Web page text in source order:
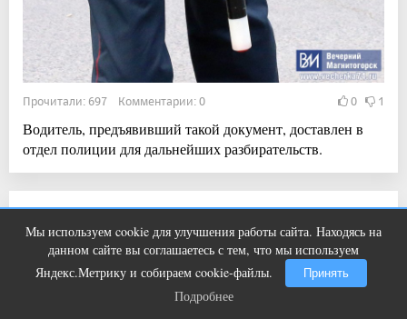
Прочитали: 697 Комментарии: 0 0 1
Водитель, предъявивший такой документ, доставлен в
отдел полиции для дальнейших разбирательств.
21:52, 4 авг 2026
Магнитогорск всё-таки примет Фестиваль
воздушных шаров
Мы используем cookie для улучшения работы сайта. Находясь на
данном сайте вы соглашаетесь с тем, что мы используем
Яндекс.Метрику и собираем cookie-файлы.
Принять
Подробнее
Ржу не переставая, это видео
пересмотришь не раз
Подробнее